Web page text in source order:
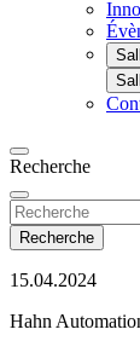
Recherche
Recherche
15.04.2024
Hahn